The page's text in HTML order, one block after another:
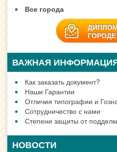
Все города
ГОРОДЕ
ВАЖНАЯ
Как заказать документ?
Наши Гарантии
Отличия типографии и
Сотрудничество с нами
Степени защиты от
НОВОСТИ